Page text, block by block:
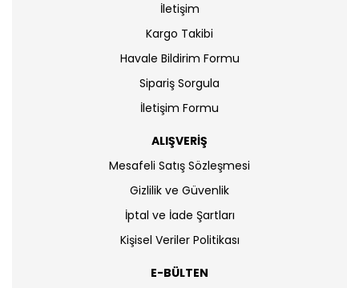
İletişim
Kargo Takibi
Havale Bildirim Formu
Sipariş Sorgula
İletişim Formu
ALIŞVERİŞ
Mesafeli Satış Sözleşmesi
Gizlilik ve Güvenlik
İptal ve İade Şartları
Kişisel Veriler Politikası
E-BÜLTEN